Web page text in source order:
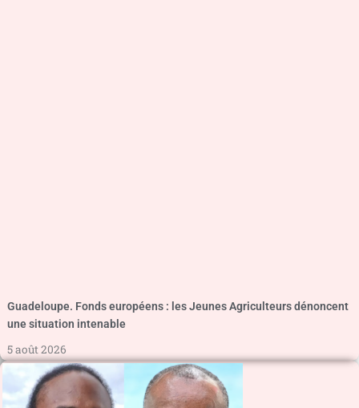
Guadeloupe. Fonds européens : les Jeunes Agriculteurs dénoncent
une situation intenable
5 août 2026